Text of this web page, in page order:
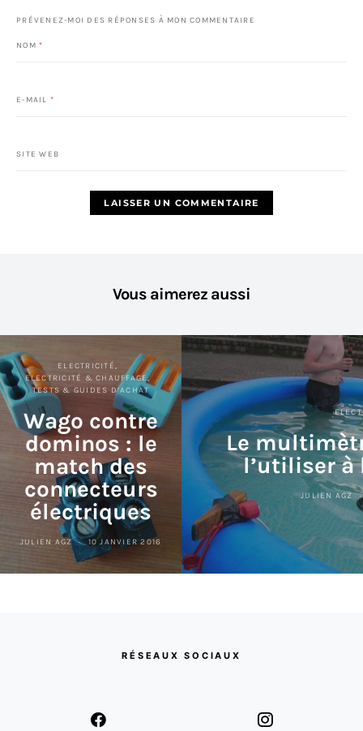
PRÉVENEZ-MOI DES RÉPONSES À MON COMMENTAIRE
NOM *
E-MAIL *
SITE WEB
Vous aimerez aussi
ELECTRICITÉ
ELECTRICITÉ & CHAUFFAGE
TESTS & GUIDES D’ACHAT
Wago contre
dominos : le
match des
connecteurs
électriques
JULIEN AGZ 10 JANVIER 2016
Le
l’utiliser à
JULIEN AGZ
RÉSEAUX SOCIAUX